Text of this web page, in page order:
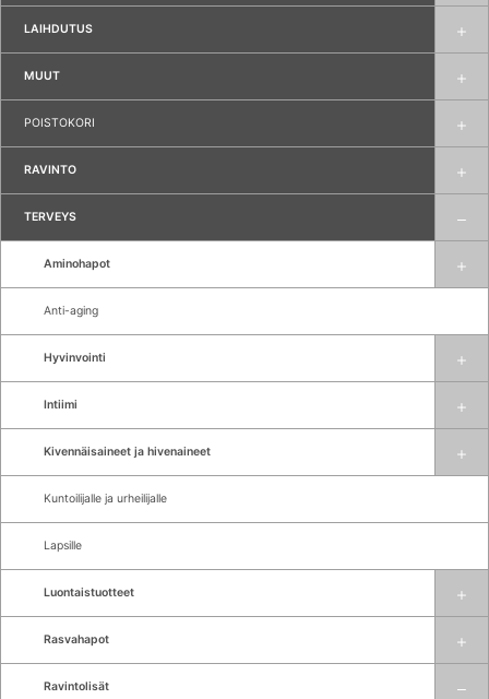
LAIHDUTUS
MUUT
POISTOKORI
RAVINTO
TERVEYS
Aminohapot
Anti-aging
Hyvinvointi
Intiimi
Kivennäisaineet ja hivenaineet
Kuntoilijalle ja urheilijalle
Lapsille
Luontaistuotteet
Rasvahapot
Ravintolisät